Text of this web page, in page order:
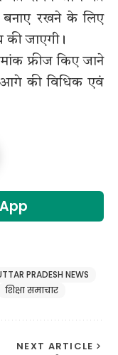
बनाए रखने के लिए
की जाएगी।
फ्रीज किए जाने
आगे की विधिक एवं
PRADESH NEWS
शिक्षा समाचार
NEXT ARTICLE